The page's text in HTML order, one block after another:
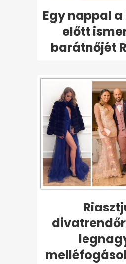
Egy nappal
előtt
barátnőjét